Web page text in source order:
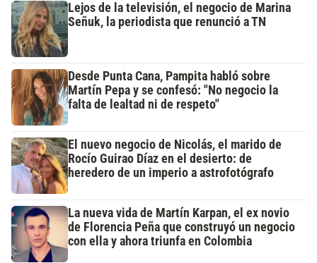
Lejos de la televisión, el negocio de Marina
Señuk, la periodista que renunció a TN
Desde Punta Cana, Pampita habló sobre
Martín Pepa y se confesó: "No negocio la
falta de lealtad ni de respeto"
El nuevo negocio de Nicolás, el marido de
Rocío Guirao Díaz en el desierto: de
heredero de un imperio a astrofotógrafo
La nueva vida de Martín Karpan, el ex novio
de Florencia Peña que construyó un negocio
con ella y ahora triunfa en Colombia